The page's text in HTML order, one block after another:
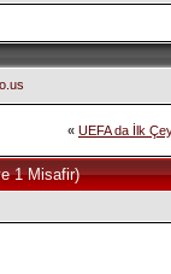
« UEFA da İlk
1 Misafir)